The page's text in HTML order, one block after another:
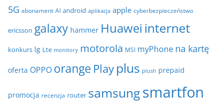
w
5G abonament AI android aplikacja apple cyberbezpieczeństwo
ericsson galaxy hammer Huawei internet
konkurs lg Lte monitory motorola MSI myPhone na kartę
oferta OPPO orange Play plus plush prepaid
promocja recenzja router samsungsmartfon